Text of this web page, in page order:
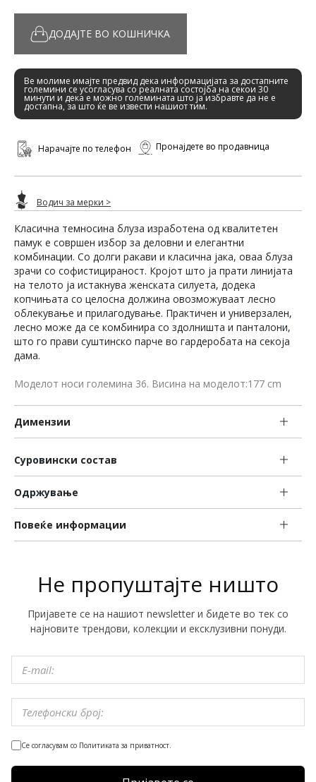
Класична темносина блуза изработена од квалитетен
памук е совршен избор за деловни и елегантни
комбинации. Со долги ракави и класична јака, оваа блуза
зрачи со софистицираност. Кројот што ја прати линијата
на телото ја истакнува женската силуета, додека
копчињата со целосна должина овозможуваат лесно
облекување и прилагодување. Практичен и универзален,
лесно може да се комбинира со здолништа и панталони,
што го прави суштинско парче во гардеробата на секоја
дама.
Моделот носи големина 36. Висина на моделот:177 cm
Димензии
Суровински состав
Одржување
Повеќе информации
ДОДАЈТЕ ВО КОШНИЧКА
Ве молиме имајте предвид дека информацијата за достапните
големини се усогласува со реалната состојба на секои 30
минути и дека е можно големината што ја избравте да не е
достапна, за што ќе ве извести нашиот тим.
Нарачајте по телефон Пронајдете во продавница
Водич за мерки >
Не пропуштајте ништо
Пријавете се на нашиот newsletter и бидете во тек со
најновите трендови, колекции и ексклузивни понуди.
Се согласувам со Политиката за приватност.